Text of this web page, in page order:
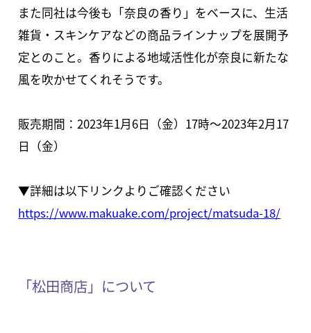
また同社は今後も「奈良の香り」をベースに、生活
雑貨・スキンケアなどの商品ラインナップを展開予
定とのこと。香りによる地域活性化が奈良に新たな
風を吹かせてくれそうです。
販売期間：2023年1月6日（金）17時～2023年2月17
日（金）
▼詳細は以下リンクよりご確認ください
https://www.makuake.com/project/matsuda-18/
「松田商店」について